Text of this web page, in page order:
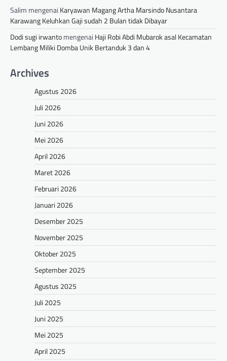
Salim mengenai Karyawan Magang Artha Marsindo Nusantara
Karawang Keluhkan Gaji sudah 2 Bulan tidak Dibayar
Dodi sugi irwantomengenai Haji Robi Abdi Mubarok asal Kecamatan
Lembang Miliki Domba Unik Bertanduk 3 dan 4
Archives
Agustus 2026
Juli 2026
Juni 2026
Mei 2026
April 2026
Maret 2026
Februari 2026
Januari 2026
Desember 2025
November 2025
Oktober 2025
September 2025
Agustus 2025
Juli 2025
Juni 2025
Mei 2025
April 2025